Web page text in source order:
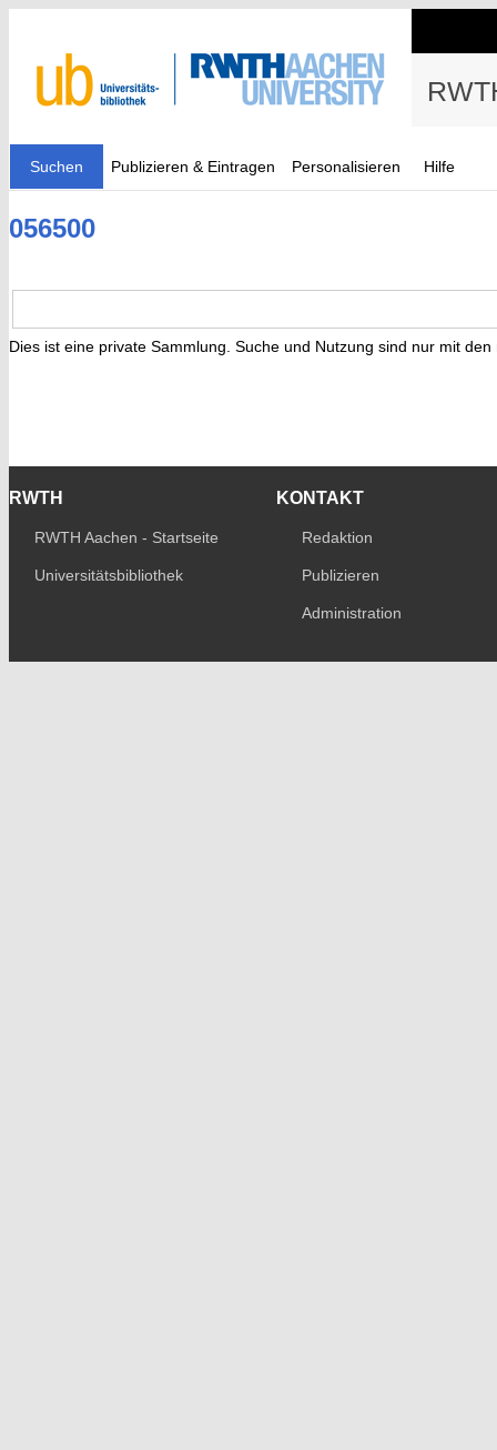
Suchen Publizieren & Eintragen Personalisieren Hilfe
056500
Dies ist eine private Sammlung. Suche und Nutzung sind nur mit
RWTH
RWTH Aachen - Startseite
Universitätsbibliothek
KONTAKT
Redaktion
Publizieren
Administration